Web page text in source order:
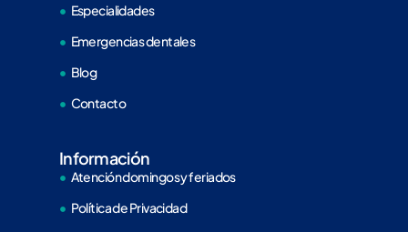
Especialidades
Emergencias dentales
Blog
Contacto
Información
Atención domingos y feriados
Política de Privacidad